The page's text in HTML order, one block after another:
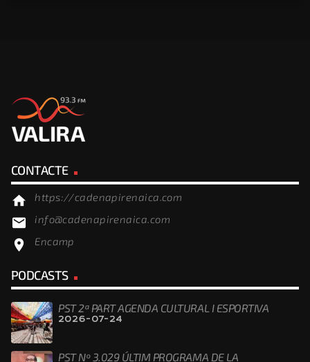
CONTACTE
home https://cadenapirenaica.com
email info@cadenapirenaica.com
location_on Encamp
PODCASTS
PST 2ª PART AGENDA CULTURAL I ESPORTIVA
2026-07-24
PST Nº 3.029 ÚLTIM PROGRAMA DE LA